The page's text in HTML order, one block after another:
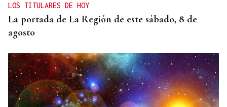
LOS TITULARES DE HOY
La portada de La Región de este sábado, 8 de
agosto